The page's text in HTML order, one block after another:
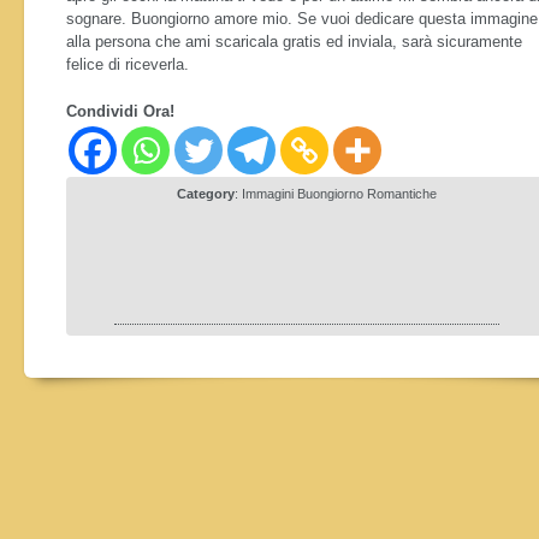
sognare. Buongiorno amore mio. Se vuoi dedicare questa immagine
alla persona che ami scaricala gratis ed inviala, sarà sicuramente
felice di riceverla.
Condividi Ora!
Category: Immagini Buongiorno Romantiche